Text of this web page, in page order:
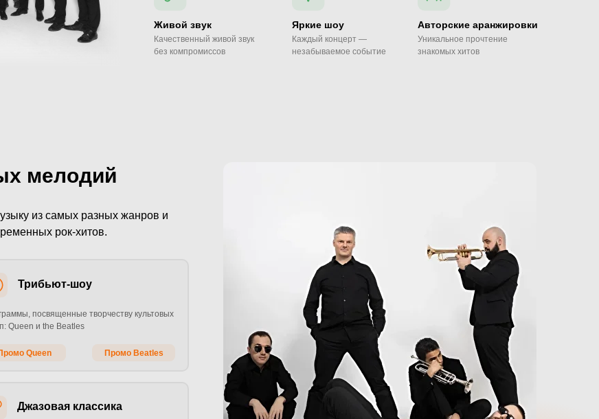
Качественный живой звук
без компромиссов
Живой звук Яркие шоу
Каждый концерт —
незабываемое событие
Авторские аранжировки
Уникальное прочтение
знакомых хитов
из самых разных жанров и
рок-хитов.
Трибьют-шоу
посвященные творчеству культовых
Queen и the Beatles
Промо Beatles
Queen
Джазовая классика
мелодий